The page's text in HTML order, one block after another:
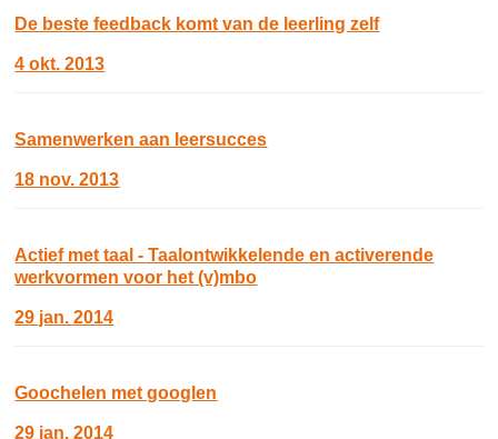
De beste feedback komt van de leerling zelf
4 okt. 2013
Samenwerken aan leersucces
18 nov. 2013
Actief met taal - Taalontwikkelende en activerende
werkvormen voor het (v)mbo
29 jan. 2014
Goochelen met googlen
29 jan. 2014